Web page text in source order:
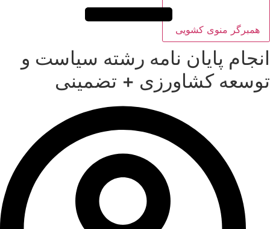
همبرگر منوی کشویی
انجام پایان نامه رشته سیاست و
توسعه کشاورزی + تضمینی